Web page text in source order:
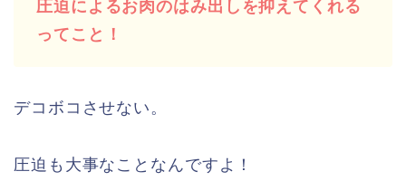
圧迫によるお肉のはみ出しを抑えてくれる
ってこと！
デコボコさせない。
圧迫も大事なことなんですよ！